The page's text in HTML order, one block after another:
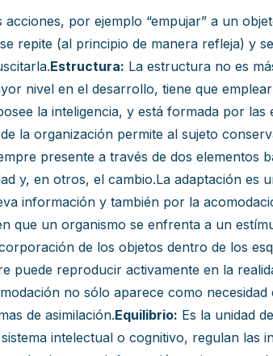
acciones, por ejemplo “empujar” a un
repite (al principio de manera refleja) y
Estructura: La estructura no es
nivel en el desarrollo, tiene que
la inteligencia, y está formada por
la organización permite al sujeto
presente a través de dos elementos
y, en otros, el cambio.La adaptación es
información y también por la
que un organismo se enfrenta a un
de los objetos dentro de los
puede reproducir activamente en la
no sólo aparece como
de asimilación.Equilibrio: Es la unidad
intelectual o cognitivo, regulan las